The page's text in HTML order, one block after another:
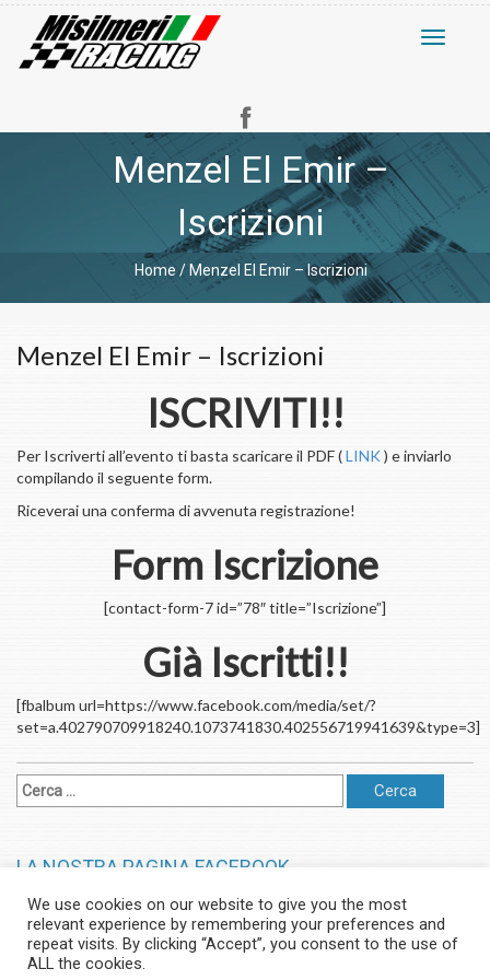
Toggle
Menzel El Emir –
Iscrizioni
Home / Menzel El Emir – Iscrizioni
Menzel El Emir – Iscrizioni
ISCRIVITI!!
Per Iscriverti all’evento ti basta scaricare il PDF (LINK) e inviarlo
compilando il seguente form.
Riceverai una conferma di avvenuta registrazione!
Form Iscrizione
[contact-form-7 id=”78″ title=”Iscrizione”]
Già Iscritti!!
[fbalbum url=https://www.facebook.com/media/set/?
set=a.402790709918240.1073741830.402556719941639&type=3]
LA NOSTRA PAGINA FACEBOOK
© Misilmeri Racing - Tutti i Diritti Riservati | Powered by Francesco
Zito Powered by
We use cookies on our website to give you the most
relevant experience by remembering your preferences and
repeat visits. By clicking “Accept”, you consent to the use of
ALL the cookies.